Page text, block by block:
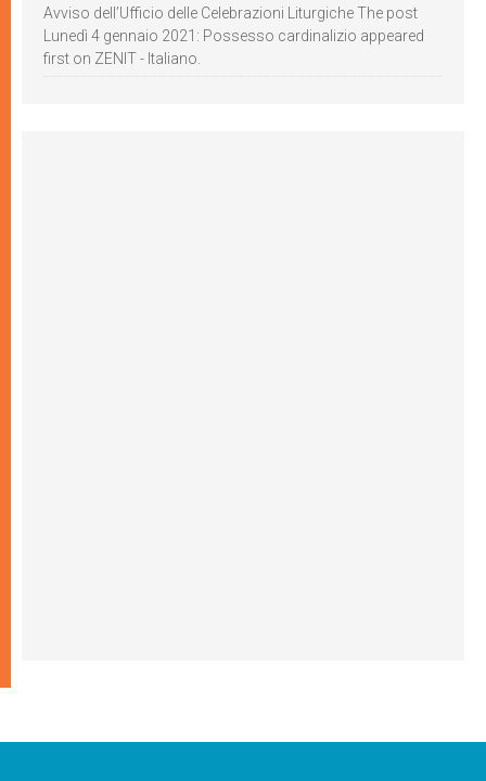
Avviso dell’Ufficio delle Celebrazioni Liturgiche The post
Lunedì 4 gennaio 2021: Possesso cardinalizio appeared
first on ZENIT - Italiano.